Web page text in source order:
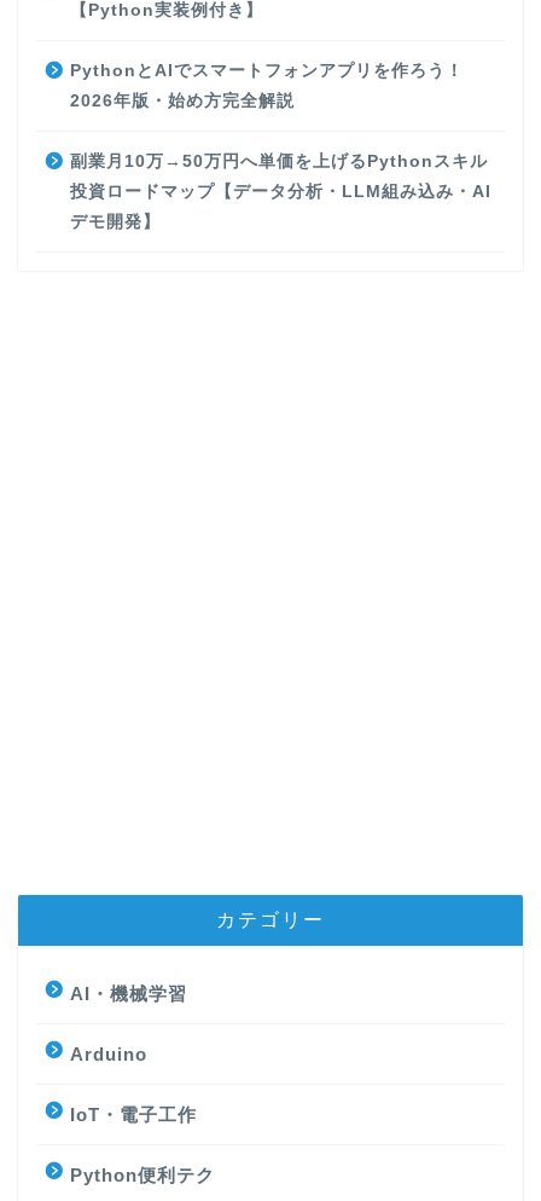
【Python実装例付き】
PythonとAIでスマートフォンアプリを作ろう！
2026年版・始め方完全解説
副業月10万→50万円へ単価を上げるPythonスキル
投資ロードマップ【データ分析・LLM組み込み・AI
デモ開発】
カテゴリー
AI・機械学習
Arduino
IoT・電子工作
Python便利テク